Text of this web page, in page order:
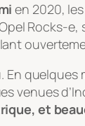
en 2020,
Rocks-
En
venues
et